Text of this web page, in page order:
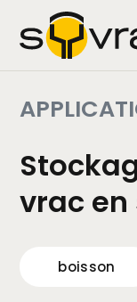
vrac
boisson